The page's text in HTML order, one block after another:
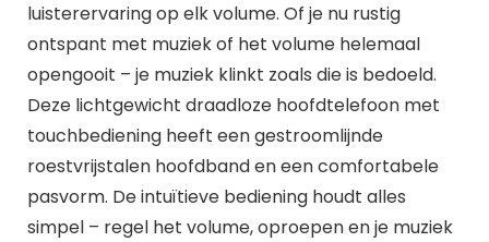
luisterervaring op elk volume. Of je nu rustig
ontspant met muziek of het volume helemaal
opengooit – je muziek klinkt zoals die is bedoeld.
Deze lichtgewicht draadloze hoofdtelefoon met
touchbediening heeft een gestroomlijnde
roestvrijstalen hoofdband en een comfortabele
pasvorm. De intuïtieve bediening houdt alles
simpel – regel het volume, oproepen en je muziek